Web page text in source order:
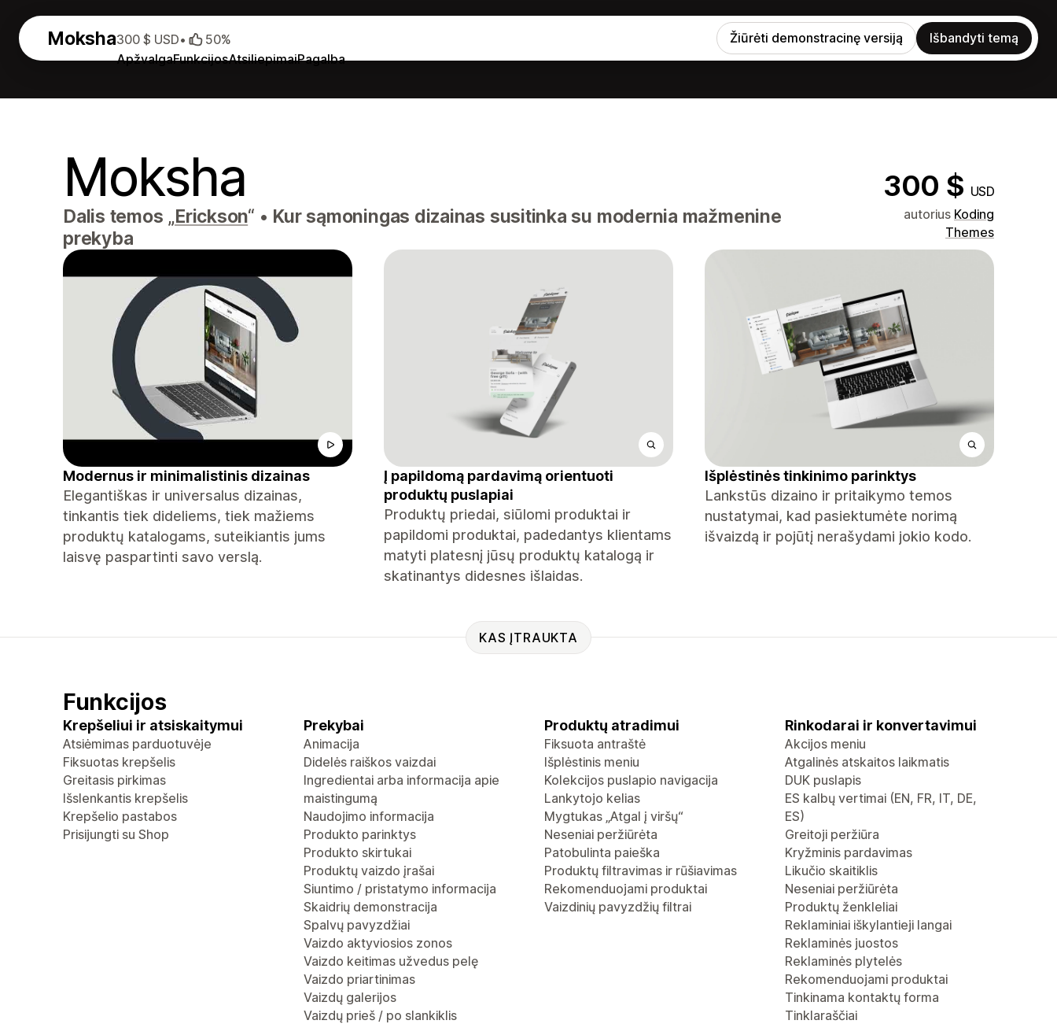
Moksha
ApžvalgaFunkcijosAtsiliepimaiPagalba
300 $ USD• 50% Žiūrėti demonstracinę versiją Išbandyti temą
Moksha 300 $ USD
Dalis temos „Erickson“ • Kur sąmoningas dizainas susitinka su modernia mažmenine
prekyba
autorius Koding
Themes
Modernus ir minimalistinis dizainas
Elegantiškas ir universalus dizainas,
tinkantis tiek dideliems, tiek mažiems
produktų katalogams, suteikiantis jums
laisvę paspartinti savo verslą.
Į papildomą pardavimą orientuoti
produktų puslapiai
Produktų priedai, siūlomi produktai ir
papildomi produktai, padedantys klientams
matyti platesnį jūsų produktų katalogą ir
skatinantys didesnes išlaidas.
Išplėstinės tinkinimo parinktys
Lankstūs dizaino ir pritaikymo temos
nustatymai, kad pasiektumėte norimą
išvaizdą ir pojūtį nerašydami jokio kodo.
KAS ĮTRAUKTA
Funkcijos
Krepšeliui ir atsiskaitymui
Atsiėmimas parduotuvėje
Fiksuotas krepšelis
Greitasis pirkimas
Išslenkantis krepšelis
Krepšelio pastabos
Prisijungti su Shop
Prekybai
Animacija
Didelės raiškos vaizdai
Ingredientai arba informacija apie
maistingumą
Naudojimo informacija
Produkto parinktys
Produkto skirtukai
Produktų vaizdo įrašai
Siuntimo / pristatymo informacija
Skaidrių demonstracija
Spalvų pavyzdžiai
Vaizdo aktyviosios zonos
Vaizdo keitimas užvedus pelę
Vaizdo priartinimas
Vaizdų galerijos
Vaizdų prieš / po slankiklis
Produktų atradimui
Fiksuota antraštė
Išplėstinis meniu
Kolekcijos puslapio navigacija
Lankytojo kelias
Mygtukas „Atgal į viršų“
Neseniai peržiūrėta
Patobulinta paieška
Produktų filtravimas ir rūšiavimas
Rekomenduojami produktai
Vaizdinių pavyzdžių filtrai
Rinkodarai ir konvertavimui
Akcijos meniu
Atgalinės atskaitos laikmatis
DUK puslapis
ES kalbų vertimai (EN, FR, IT, DE,
ES)
Greitoji peržiūra
Kryžminis pardavimas
Likučio skaitiklis
Neseniai peržiūrėta
Produktų ženkleliai
Reklaminiai iškylantieji langai
Reklaminės juostos
Reklaminės plytelės
Rekomenduojami produktai
Tinkinama kontaktų forma
Tinklaraščiai